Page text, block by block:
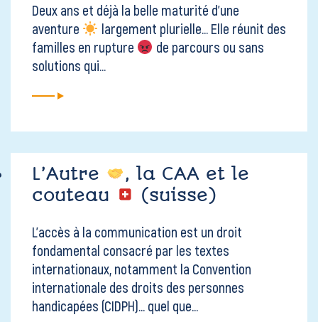
Deux ans et déjà la belle maturité d'une
aventure
largement plurielle... Elle réunit des
familles en rupture
de parcours ou sans
solutions qui...
L’Autre
, la CAA et le
couteau
(suisse)
L’accès à la communication est un droit
fondamental consacré par les textes
internationaux, notamment la Convention
internationale des droits des personnes
handicapées (CIDPH)... quel que...